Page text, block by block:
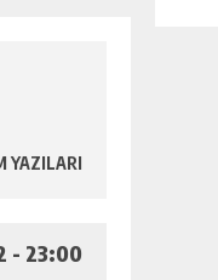
YAZILARI
- 23:00